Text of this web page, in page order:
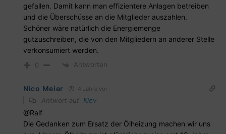
gefallen. Damit kann man effizientere Anlagen betreiben
und die Überschüsse an die Mitglieder auszahlen.
Schöner wäre natürlich die Energiemenge
gutzuschreiben, die von den Mitgliedern an anderer Stelle
verkonsumiert werden.
0 Antworten
Nico Meier 4 Jahre vor
Antwort auf Kiev
@Ralf
Die Gedanken zum Ersatz der Ölheizung machen wir uns